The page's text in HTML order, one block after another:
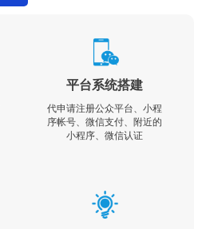
平台系统搭建
代申请注册公众平台、小程
序帐号、微信支付、附近的
小程序、微信认证